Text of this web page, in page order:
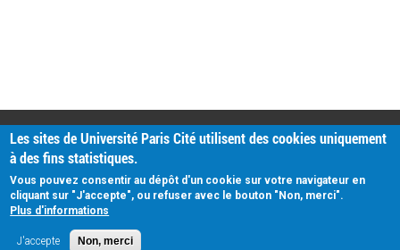
PRATIQUE
Plan d'accès
Intranet
Mentions légales
Données personnelles
Les sites de Université Paris Cité utilisent des cookies uniquement
à des fins statistiques.
Vous pouvez consentir au dépôt d'un cookie sur votre navigateur en
cliquant sur "J'accepte", ou refuser avec le bouton "Non, merci".
Plus d'informations
J'accepte Non, merci